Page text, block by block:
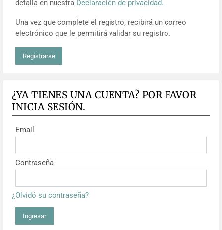
detalla en nuestra Declaración de privacidad.
Una vez que complete el registro, recibirá un correo
electrónico que le permitirá validar su registro.
Registrarse
¿YA TIENES UNA CUENTA? POR FAVOR
INICIA SESIÓN.
Email
Contraseña
¿Olvidó su contraseña?
Ingresar